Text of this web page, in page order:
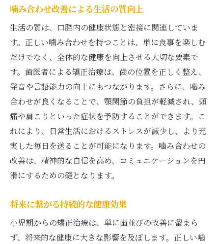
噛み合わせ改善による生活の質向上
生活の質は、口腔内の健康状態と密接に関連していま
す。正しい噛み合わせを持つことは、単に食事を楽しむ
だけでなく、全体的な健康を向上させる大切な要素で
す。歯医者による矯正治療は、歯の位置を正しく整え、
発音や言語能力の向上にもつながります。さらに、噛み
合わせが良くなることで、顎関節の負担が軽減され、頭
痛や肩こりといった症状を予防することができます。こ
れにより、日常生活におけるストレスが減少し、より充
実した毎日を送ることが可能になります。噛み合わせの
改善は、精神的な自信を高め、コミュニケーションを円
滑にするための礎となります。
将来に繋がる持続的な健康効果
小児期からの矯正治療は、単に歯並びの改善に留まら
ず、将来的な健康に大きな影響を及ぼします。正しい噛